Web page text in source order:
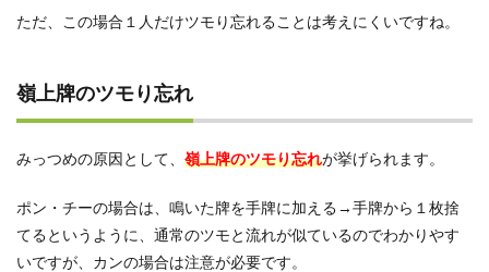
ただ、この場合１人だけツモり忘れることは考えにくいですね。
嶺上牌のツモり忘れ
みっつめの原因として、 嶺上牌のツモり忘れが挙げられます。
ポン・チーの場合は、鳴いた牌を手牌に加える→手牌から１枚捨
てるというように、通常のツモと流れが似ているのでわかりやす
いですが、カンの場合は注意が必要です。